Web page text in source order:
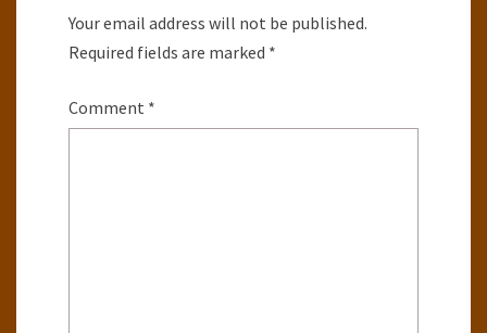
Your email address will not be published.
Required fields are marked *
Comment *